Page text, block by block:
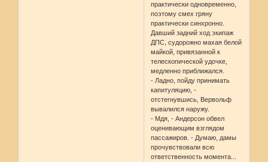
практически одновременно,
поэтому смех гряну
практически синхронно.
Давший задний ход экипаж
ДПС, судорожно махая белой
майкой, привязанной к
телескопической удочке,
медленно приближался.
- Ладно, пойду принимать
капитуляцию, -
отстегнувшись, Вервольф
вывалился наружу.
- Мдя, - Андерсон обвел
оценивающим взглядом
пассажиров. - Думаю, дамы
прочувствовали всю
ответственность момента...